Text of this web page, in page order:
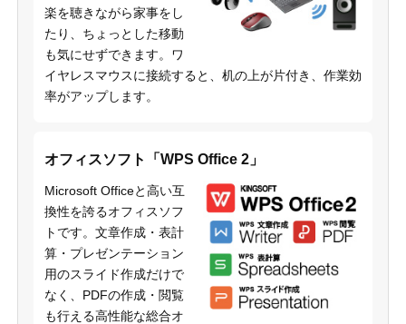
楽を聴きながら家事をし
たり、ちょっとした移動
も気にせずできます。ワ
イヤレスマウスに接続すると、机の上が片付き、作業効
率がアップします。
オフィスソフト「WPS Office 2」
Microsoft Officeと高い互
換性を誇るオフィスソフ
トです。文章作成・表計
算・プレゼンテーション
用のスライド作成だけで
なく、PDFの作成・閲覧
も行える高性能な総合オ